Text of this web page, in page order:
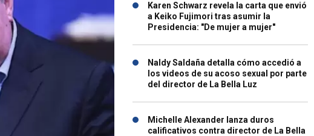
Karen Schwarz revela la carta que envió
a Keiko Fujimori tras asumir la
Presidencia: "De mujer a mujer"
Naldy Saldaña detalla cómo accedió a
los videos de su acoso sexual por parte
del director de La Bella Luz
Michelle Alexander lanza duros
calificativos contra director de La Bella